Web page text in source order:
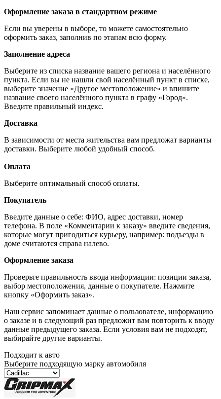
Оформление заказа в стандартном режиме
Если вы уверены в выборе, то можете самостоятельно
оформить заказ, заполнив по этапам всю форму.
Заполнение адреса
Выберите из списка название вашего региона и населённого
пункта. Если вы не нашли свой населённый пункт в списке,
выберите значение «Другое местоположение» и впишите
название своего населённого пункта в графу «Город».
Введите правильный индекс.
Доставка
В зависимости от места жительства вам предложат варианты
доставки. Выберите любой удобный способ.
Оплата
Выберите оптимальный способ оплаты.
Покупатель
Введите данные о себе: ФИО, адрес доставки, номер
телефона. В поле «Комментарии к заказу» введите сведения,
которые могут пригодиться курьеру, например: подъезды в
доме считаются справа налево.
Оформление заказа
Проверьте правильность ввода информации: позиции заказа,
выбор местоположения, данные о покупателе. Нажмите
кнопку «Оформить заказ».
Наш сервис запоминает данные о пользователе, информацию
о заказе и в следующий раз предложит вам повторить к вводу
данные предыдущего заказа. Если условия вам не подходят,
выбирайте другие варианты.
Подходит к авто
Выберите подходящую марку автомобиля